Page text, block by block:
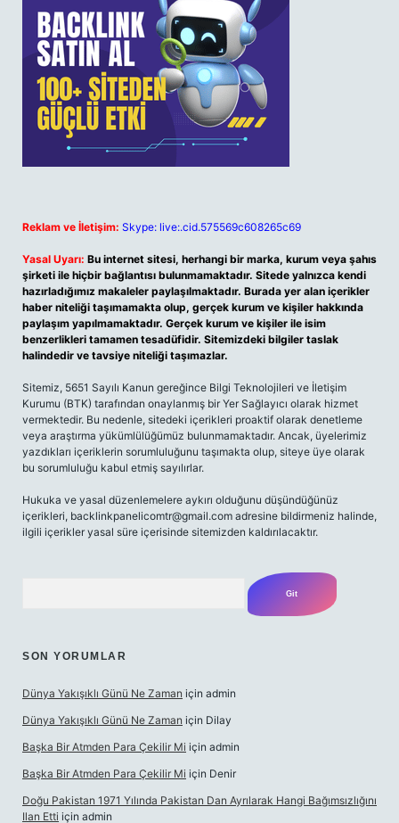
Reklam ve İletişim: Skype: live:.cid.575569c608265c69
Yasal Uyarı: Bu internet sitesi, herhangi bir marka, kurum veya şahıs
şirketi ile hiçbir bağlantısı bulunmamaktadır. Sitede yalnızca kendi
hazırladığımız makaleler paylaşılmaktadır. Burada yer alan içerikler
haber niteliği taşımamakta olup, gerçek kurum ve kişiler hakkında
paylaşım yapılmamaktadır. Gerçek kurum ve kişiler ile isim
benzerlikleri tamamen tesadüfidir. Sitemizdeki bilgiler taslak
halindedir ve tavsiye niteliği taşımazlar.
Sitemiz, 5651 Sayılı Kanun gereğince Bilgi Teknolojileri ve İletişim
Kurumu (BTK) tarafından onaylanmış bir Yer Sağlayıcı olarak hizmet
vermektedir. Bu nedenle, sitedeki içerikleri proaktif olarak denetleme
veya araştırma yükümlülüğümüz bulunmamaktadır. Ancak, üyelerimiz
yazdıkları içeriklerin sorumluluğunu taşımakta olup, siteye üye olarak
bu sorumluluğu kabul etmiş sayılırlar.
Hukuka ve yasal düzenlemelere aykırı olduğunu düşündüğünüz
içerikleri, backlinkpanelicomtr@gmail.com adresine bildirmeniz halinde,
ilgili içerikler yasal süre içerisinde sitemizden kaldırılacaktır.
SON YORUMLAR
Dünya Yakışıklı Günü Ne Zaman için admin
Dünya Yakışıklı Günü Ne Zaman için Dilay
Başka Bir Atmden Para Çekilir Mi için admin
Başka Bir Atmden Para Çekilir Mi için Denir
Doğu Pakistan 1971 Yılında Pakistan Dan Ayrılarak Hangi Bağımsızlığını
Ilan Etti için admin